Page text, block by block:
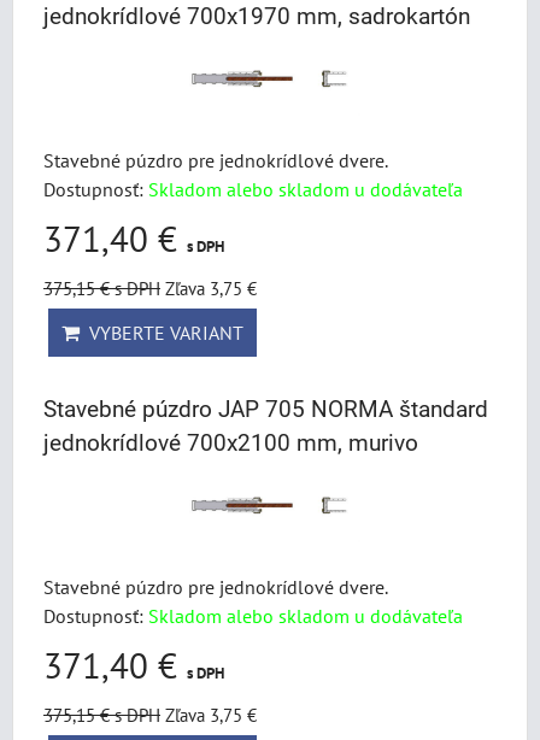
jednokrídlové 700x1970 mm, sadrokartón
Stavebné púzdro pre jednokrídlové dvere.
Dostupnosť: Skladom alebo skladom u dodávateľa
371,40 € s DPH
375,15 €s DPH Zľava 3,75 €
VYBERTE VARIANT
Stavebné púzdro JAP 705 NORMA štandard
jednokrídlové 700x2100 mm, murivo
Stavebné púzdro pre jednokrídlové dvere.
Dostupnosť: Skladom alebo skladom u dodávateľa
371,40 € s DPH
375,15 €s DPH Zľava 3,75 €